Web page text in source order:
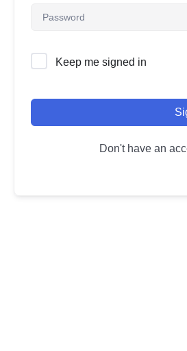
Keep me signed in
Don't have an